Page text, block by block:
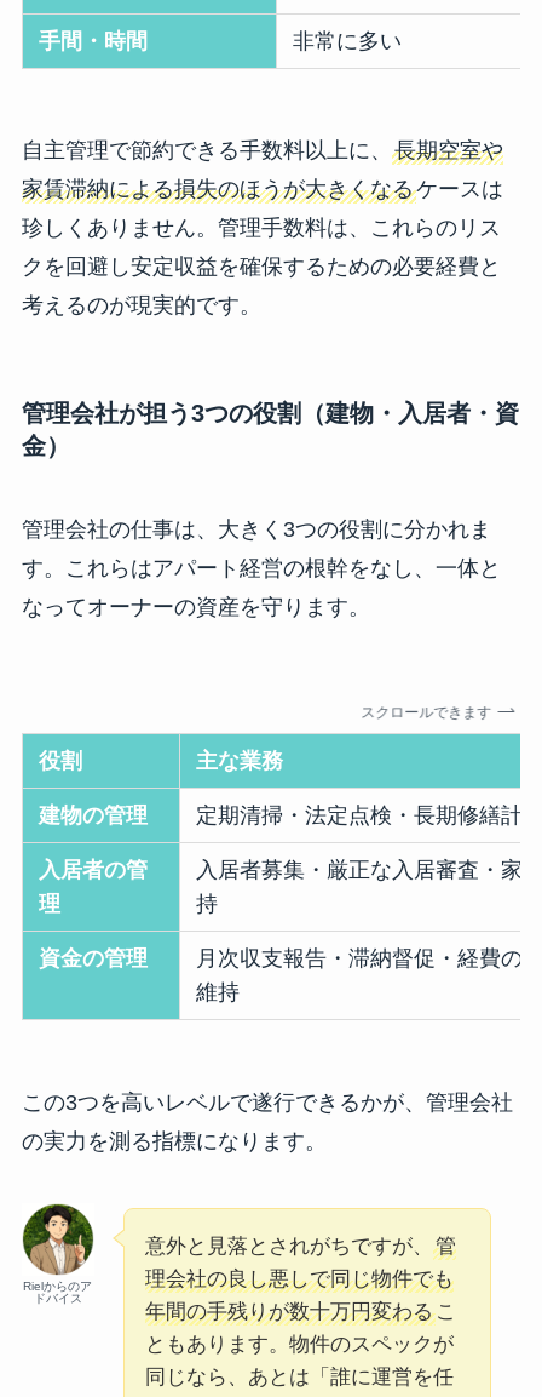
手間・時間 非常に多い
自主管理で節約できる手数料以上に、 長期空室や
家賃滞納による損失のほうが大きくなるケースは
珍しくありません。管理手数料は、これらのリス
クを回避し安定収益を確保するための必要経費と
考えるのが現実的です。
管理会社が担う3つの役割（建物・入居者・資
金）
管理会社の仕事は、大きく3つの役割に分かれま
す。これらはアパート経営の根幹をなし、一体と
なってオーナーの資産を守ります。
スクロールできます
役割 主な業務
建物の管理 定期清掃・法定点検・長期修繕計
入居者の管
理
入居者募集・厳正な入居審査・家
持
資金の管理
月次収支報告・滞納督促・経費の
維持
この3つを高いレベルで遂行できるかが、管理会社
の実力を測る指標になります。
Rielからのア
ドバイス
意外と見落とされがちですが、
管
理会社の良し悪しで同じ物件でも
年間の手残りが数十万円変わるこ
ともあります。物件のスペックが
同じなら、あとは「誰に運営を任